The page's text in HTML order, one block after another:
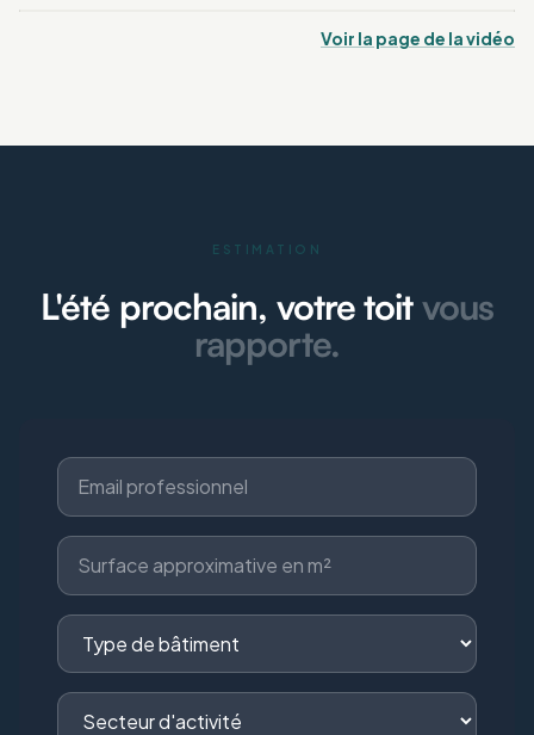
Voir la page de la vidéo
ESTIMATION
L'été prochain, votre toitvous
rapporte.